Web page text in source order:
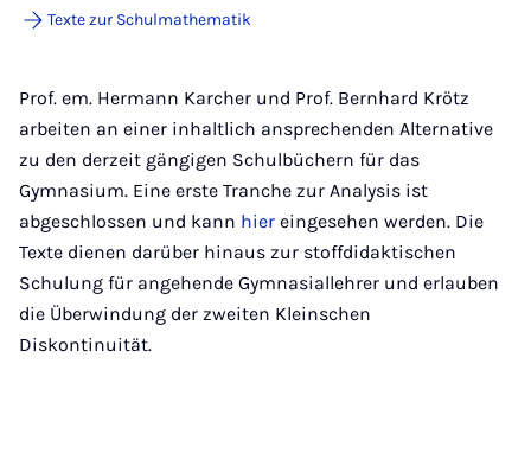
Texte zur Schulmathematik
Prof. em. Hermann Karcher und Prof. Bernhard Krötz
arbeiten an einer inhaltlich ansprechenden Alternative
zu den derzeit gängigen Schulbüchern für das
Gymnasium. Eine erste Tranche zur Analysis ist
abgeschlossen und kann hier eingesehen werden. Die
Texte dienen darüber hinaus zur stoffdidaktischen
Schulung für angehende Gymnasiallehrer und erlauben
die Überwindung der zweiten Kleinschen
Diskontinuität.